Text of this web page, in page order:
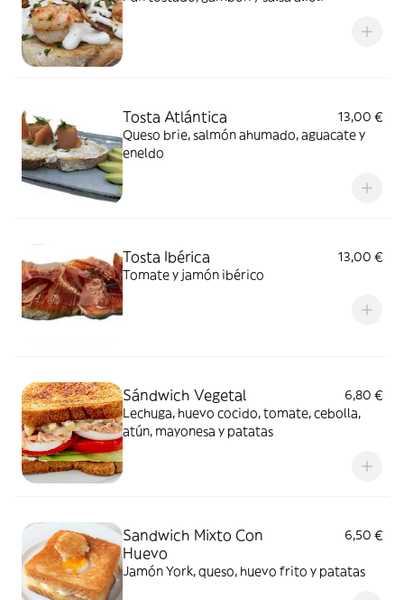
Tosta Atlántica
13,00 €
Queso brie, salmón ahumado, aguacate y
eneldo
Tosta Ibérica
13,00 €
Tomate y jamón ibérico
Sándwich Vegetal
6,80 €
Lechuga, huevo cocido, tomate, cebolla,
atún, mayonesa y patatas
Sandwich Mixto Con
Huevo
6,50 €
Jamón York, queso, huevo frito y patatas